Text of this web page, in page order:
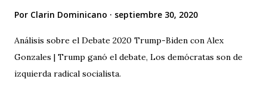
Por Clarin Dominicano septiembre 30, 2020
Análisis sobre el Debate 2020 Trump-Biden con Alex
Gonzales | Trump ganó el debate, Los demócratas son de
izquierda radical socialista.